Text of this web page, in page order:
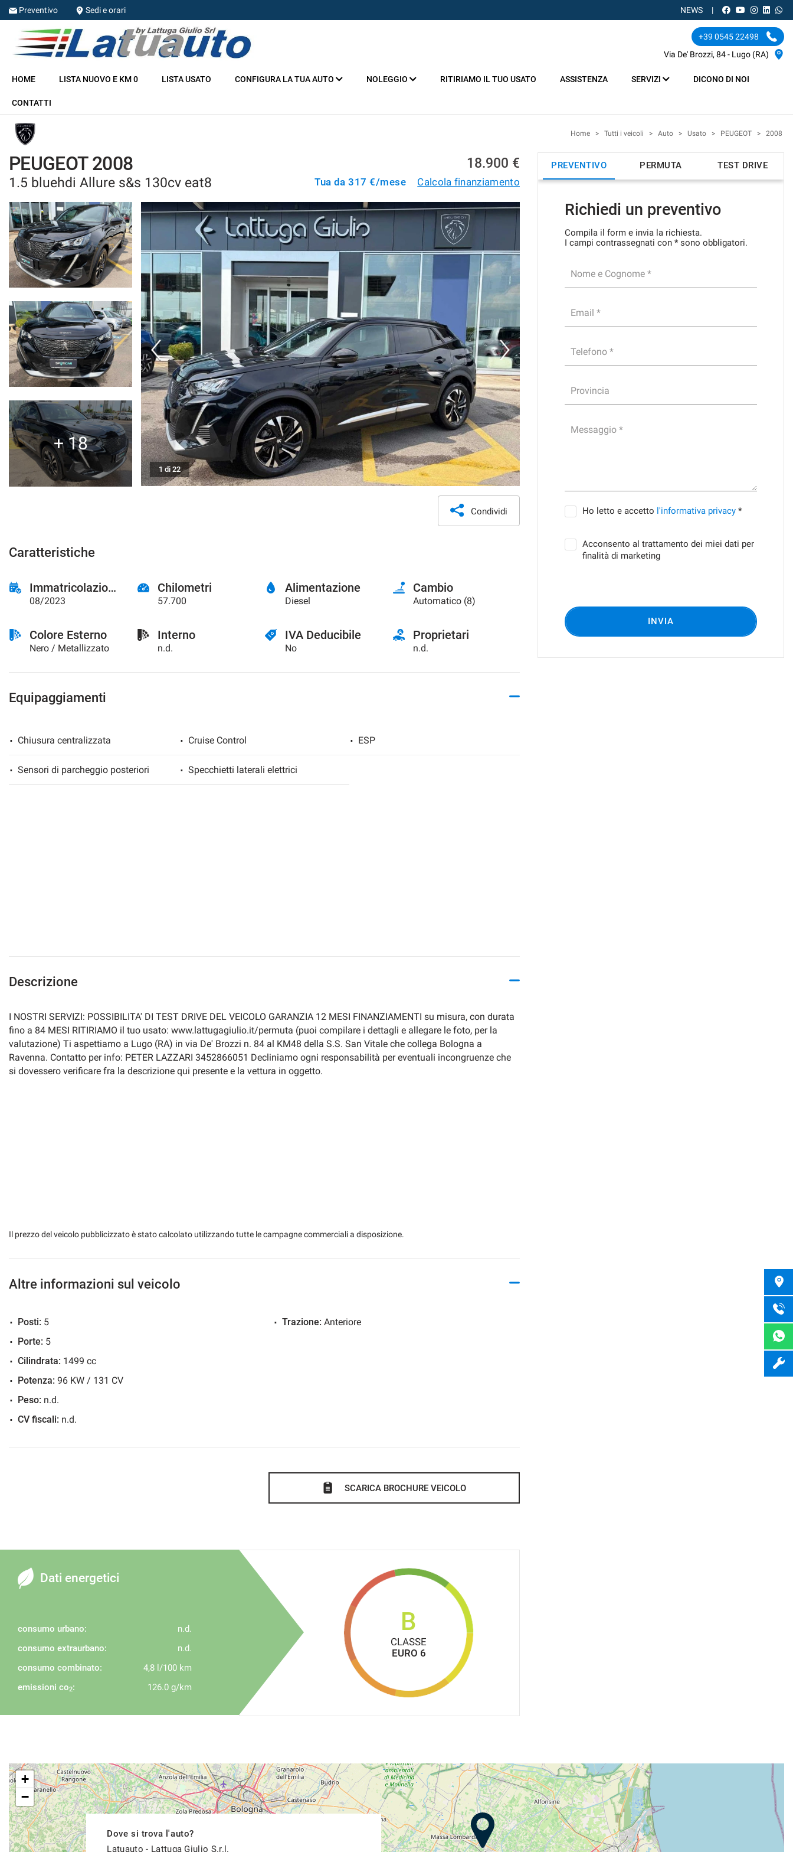
HOME
LISTA USATO
CONFIGURA LA TUA AUTO
NOLEGGIO
RITIRIAMO IL TUO USATO
ASSISTENZA
SERVIZI
DICONO DI NOI
CONTATTI
NEWS
Preventivo Sedi e orari NEWS
+39 0545 22498
Via De' Brozzi, 84 - Lugo (RA)
HOME LISTA NUOVO E KM 0 LISTA USATO CONFIGURA LA TUA AUTO NOLEGGIO RITIRIAMO IL TUO USATO ASSISTENZA SERVIZI DICONO DI NOI
CONTATTI
Home > Tutti i veicoli > Auto > Usato > PEUGEOT > 2008
PEUGEOT 2008
1.5 bluehdi Allure s&s 130cv eat8
18.900 €
Tua da317 €/mese Calcola finanziamento
+ 18
1 di 22
Condividi
Caratteristiche
Immatricolazione
08/2023
Chilometri
57.700
Alimentazione
Diesel
Cambio
Automatico (8)
Colore Esterno
Nero / Metallizzato
Interno
n.d.
IVA Deducibile
No
Proprietari
n.d.
Equipaggiamenti
Chiusura centralizzata Cruise Control ESP
Sensori di parcheggio posteriori Specchietti laterali elettrici
Descrizione
I NOSTRI SERVIZI: POSSIBILITA' DI TEST DRIVE DEL VEICOLO GARANZIA 12 MESI FINANZIAMENTI su misura, con durata
fino a 84 MESI RITIRIAMO il tuo usato: www.lattugagiulio.it/permuta (puoi compilare i dettagli e allegare le foto, per la
valutazione) Ti aspettiamo a Lugo (RA) in via De' Brozzi n. 84 al KM48 della S.S. San Vitale che collega Bologna a
Ravenna. Contatto per info: PETER LAZZARI 3452866051 Decliniamo ogni responsabilità per eventuali incongruenze che
si dovessero verificare fra la descrizione qui presente e la vettura in oggetto.
Il prezzo del veicolo pubblicizzato è stato calcolato utilizzando tutte le campagne commerciali a disposizione.
Altre informazioni sul veicolo
Posti: 5
Porte: 5
Cilindrata: 1499 cc
Potenza: 96 KW / 131 CV
Peso: n.d.
CV fiscali: n.d.
Trazione: Anteriore
SCARICA BROCHURE VEICOLO
Dati energetici
consumo urbano:
n.d.
consumo extraurbano:
n.d.
consumo combinato:
4,8 l/100 km
emissioni co2: 126.0 g/km
B
CLASSE
EURO 6
PREVENTIVO PERMUTA TEST DRIVE
Richiedi un preventivo
Compila il form e invia la richiesta.
I campi contrassegnati con * sono obbligatori.
Nome e Cognome *
Email *
Telefono *
Provincia
Messaggio *
Ho letto e accetto l'informativa privacy *
Acconsento al trattamento dei miei dati per
finalità di marketing
INVIA
Dove si trova l'auto?
Latuauto - Lattuga Giulio S.r.l.
+
−